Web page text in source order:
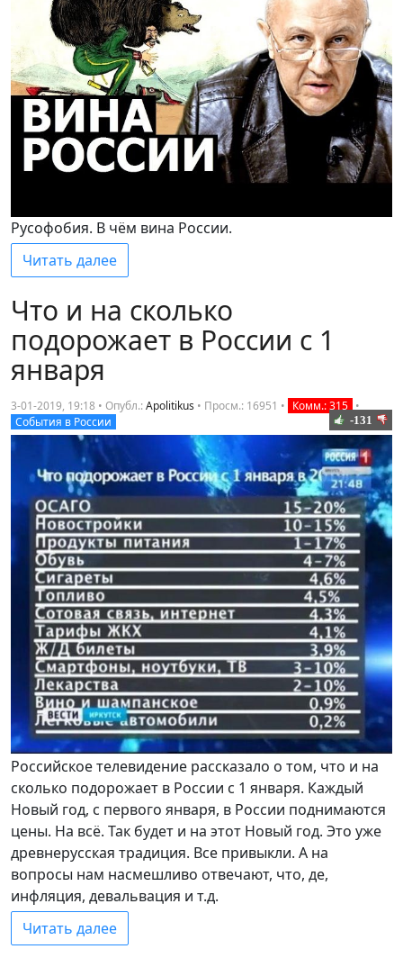
Русофобия. В чём вина России.
Читать далее
Что и на сколько
подорожает в России с 1
января
3-01-2019, 19:18 • Опубл.:Apolitikus • Просм.: 16951 • Комм.: 315 •
События в России
-131
Российское телевидение рассказало о том, что и на
сколько подорожает в России с 1 января. Каждый
Новый год, с первого января, в России поднимаются
цены. На всё. Так будет и на этот Новый год. Это уже
древнерусская традиция. Все привыкли. А на
вопросы нам насмешливо отвечают, что, де,
инфляция, девальвация и т.д.
Читать далее